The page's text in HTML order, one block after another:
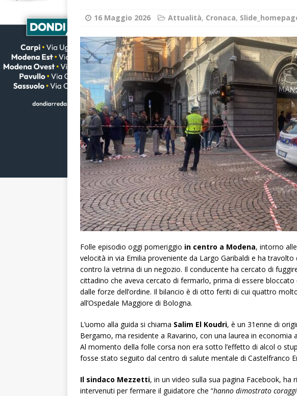
16 Maggio 2026 Attualità, Cronaca,
Folle episodio oggi pomeriggio in centro a Modena, intorno
velocità in via Emilia proveniente da Largo Garibaldi e ha
contro la vetrina di un negozio. Il conducente ha cercato di
cittadino che aveva cercato di fermarlo, prima di essere
dalle forze dell’ordine. Il bilancio è di otto feriti di cui quattro
all’Ospedale Maggiore di Bologna.
L’uomo alla guida si chiama Salim El Koudri, è un 31enne di
Bergamo, ma residente a Ravarino, con una laurea in economia
Al momento della folle corsa non era sotto l’effetto di alcol o
fosse stato seguito dal centro di salute mentale di Castelfranco
Il sindaco Mezzetti, in un video sulla sua pagina Facebook, ha
intervenuti per fermare il guidatore che “hanno dimostrato